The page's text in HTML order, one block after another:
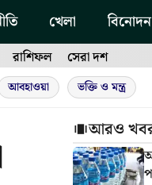
খেলা বিনোদন
রাশিফল সেরা দশ
আবহাওয়া ভক্তি ও মন্ত্র
আরও